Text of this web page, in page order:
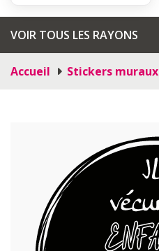
VOIR TOUS LES RAYONS
Accueil Stickers muraux